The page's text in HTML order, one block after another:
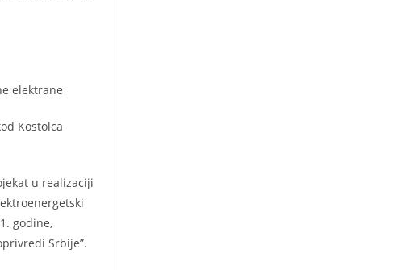
elektrane
Kostolca
u realizaciji
godine,
Srbije”.